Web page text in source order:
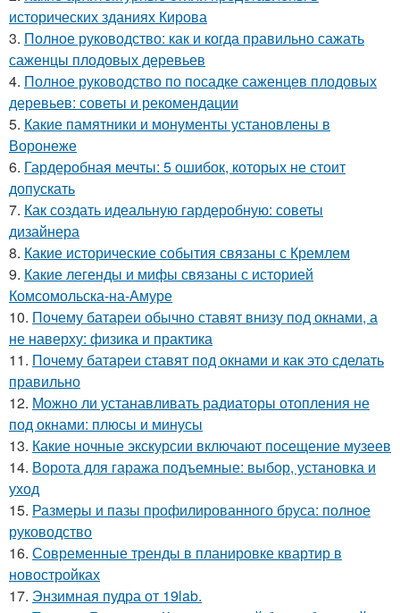
исторических зданиях Кирова
3. Полное руководство: как и когда правильно сажать
саженцы плодовых деревьев
4. Полное руководство по посадке саженцев плодовых
деревьев: советы и рекомендации
5. Какие памятники и монументы установлены в
Воронеже
6. Гардеробная мечты: 5 ошибок, которых не стоит
допускать
7. Как создать идеальную гардеробную: советы
дизайнера
8. Какие исторические события связаны с Кремлем
9. Какие легенды и мифы связаны с историей
Комсомольска-на-Амуре
10. Почему батареи обычно ставят внизу под окнами, а
не наверху: физика и практика
11. Почему батареи ставят под окнами и как это сделать
правильно
12. Можно ли устанавливать радиаторы отопления не
под окнами: плюсы и минусы
13. Какие ночные экскурсии включают посещение музеев
14. Ворота для гаража подъемные: выбор, установка и
уход
15. Размеры и пазы профилированного бруса: полное
руководство
16. Современные тренды в планировке квартир в
новостройках
17. Энзимная пудра от 19lab.